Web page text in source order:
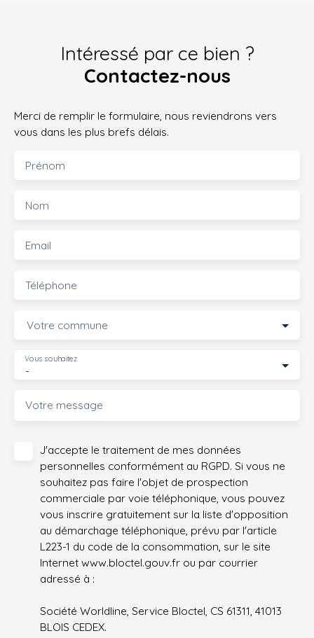
Intéressé par ce bien ?
Contactez-nous
Merci de remplir le formulaire, nous reviendrons vers
vous dans les plus brefs délais.
Prénom
Nom
Email
Téléphone
Votre commune
-
Vous souhaitez
Votre message
J'accepte le traitement de mes données
personnelles conformément au RGPD. Si vous ne
souhaitez pas faire l'objet de prospection
commerciale par voie téléphonique, vous pouvez
vous inscrire gratuitement sur la liste d'opposition
au démarchage téléphonique, prévu par l'article
L223-1 du code de la consommation, sur le site
Internet www.bloctel.gouv.fr ou par courrier
adressé à :
Société Worldline, Service Bloctel, CS 61311, 41013
BLOIS CEDEX.